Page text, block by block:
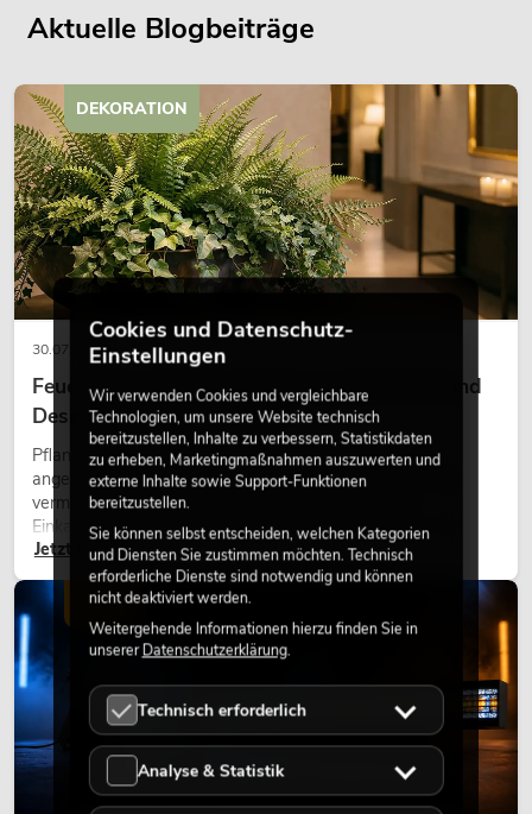
Aktuelle Blogbeiträge
30.07.2026
Feuerhemmende Kunstpflanzen: Sicherheit und
Design perfekt kombiniert
Pflanzen machen Räume lebendig. Sie schaffen eine
angenehme Atmosphäre, verbessern das Ambiente und
vermitteln Natürlichkeit. Ob in Hotels, Restaurants,
Einkaufszentren, Bürogebäuden oder auf Messeständen:
eine hochwertige Begrünung gehört heute längst zum
modernen Raumkonzept.
Jetzt lesen
DEKORATION
LICHT
Cookies und Datenschutz-
Einstellungen
Wir verwenden Cookies und vergleichbare
Technologien, um unsere Website technisch
bereitzustellen, Inhalte zu verbessern, Statistikdaten
zu erheben, Marketingmaßnahmen auszuwerten und
externe Inhalte sowie Support-Funktionen
bereitzustellen.
Sie können selbst entscheiden, welchen Kategorien
und Diensten Sie zustimmen möchten. Technisch
erforderliche Dienste sind notwendig und können
nicht deaktiviert werden.
Weitergehende Informationen hierzu finden Sie in
unsererDatenschutzerklärung.
Technisch erforderlich
Analyse & Statistik